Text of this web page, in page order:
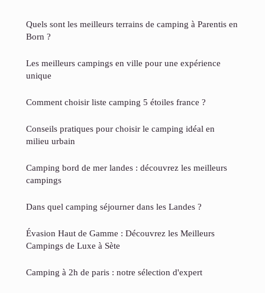
Quels sont les meilleurs terrains de camping à Parentis en
Born ?
Les meilleurs campings en ville pour une expérience
unique
Comment choisir liste camping 5 étoiles france ?
Conseils pratiques pour choisir le camping idéal en
milieu urbain
Camping bord de mer landes : découvrez les meilleurs
campings
Dans quel camping séjourner dans les Landes ?
Évasion Haut de Gamme : Découvrez les Meilleurs
Campings de Luxe à Sète
Camping à 2h de paris​ : notre sélection d'expert